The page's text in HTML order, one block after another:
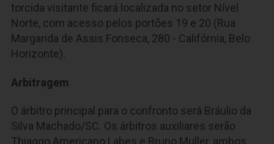
torcida visitante ficará localizada no setor Nível
Norte, com acesso pelos portões 19 e 20 (Rua
Margarida de Assis Fonseca, 280 - Califórnia, Belo
Horizonte).
Arbitragem
O árbitro principal para o confronto será Bráulio da
Silva Machado/SC. Os árbitros auxiliares serão
Thiaggo Americano Labes e Bruno Muller, ambos